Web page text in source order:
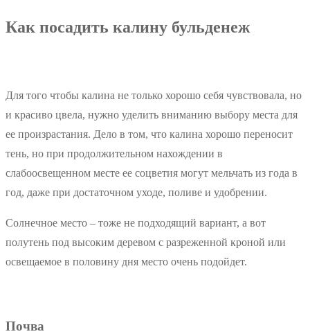
Как посадить калину бульденеж
Для того чтобы калина не только хорошо себя чувствовала, но
и красиво цвела, нужно уделить вниманию выбору места для
ее произрастания. Дело в том, что калина хорошо переносит
тень, но при продолжительном нахождении в
слабоосвещенном месте ее соцветия могут мельчать из года в
год, даже при достаточном уходе, поливе и удобрении.
Солнечное место – тоже не подходящий вариант, а вот
полутень под высоким деревом с разреженной кроной или
освещаемое в половину дня место очень подойдет.
Почва